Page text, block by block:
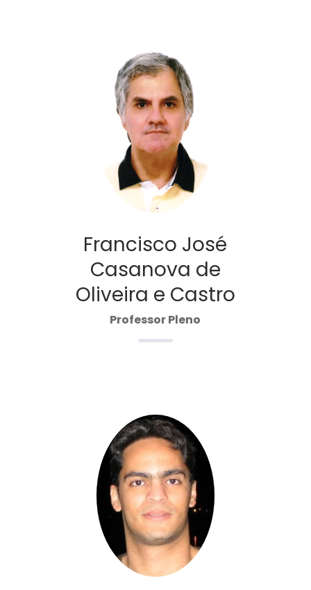
Francisco José
Casanova de
Oliveira e Castro
Professor Pleno